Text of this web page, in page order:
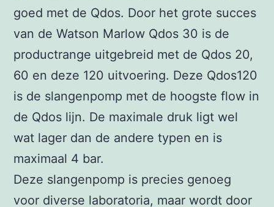
goed met de Qdos. Door het grote succes
van de Watson Marlow Qdos 30 is de
productrange uitgebreid met de Qdos 20,
60 en deze 120 uitvoering. Deze Qdos120
is de slangenpomp met de hoogste flow in
de Qdos lijn. De maximale druk ligt wel
wat lager dan de andere typen en is
maximaal 4 bar.
Deze slangenpomp is precies genoeg
voor diverse laboratoria, maar wordt door